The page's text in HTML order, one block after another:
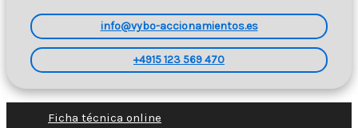
info@vybo-accionamientos.es
+4915 123 569 470
Ficha técnica online